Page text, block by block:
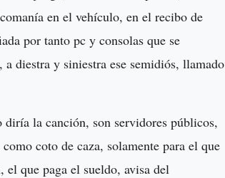
en el vehículo, en el recibo de
por tanto pc y consolas que se
diestra y siniestra ese semidiós, llamado
la canción, son servidores públicos,
coto de caza, solamente para el que
el que paga el sueldo, avisa del